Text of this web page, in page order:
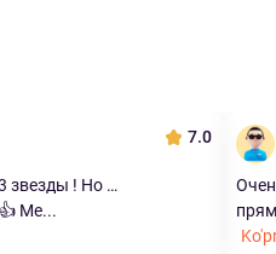
7.0
звезды ! Но …
Ме...